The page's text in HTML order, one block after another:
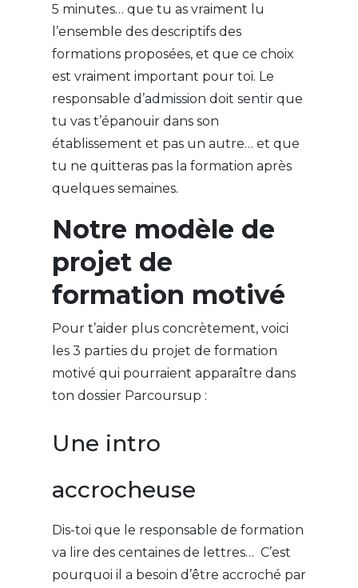
5 minutes… que tu as vraiment lu
l’ensemble des descriptifs des
formations proposées, et que ce choix
est vraiment important pour toi. Le
responsable d’admission doit sentir que
tu vas t’épanouir dans son
établissement et pas un autre… et que
tu ne quitteras pas la formation après
quelques semaines.
Notre modèle de
projet de
formation motivé
Pour t’aider plus concrètement, voici
les 3 parties du projet de formation
motivé qui pourraient apparaître dans
ton dossier Parcoursup :
Une intro
accrocheuse
Dis-toi que le responsable de formation
va lire des centaines de lettres… C’est
pourquoi il a besoin d’être accroché par